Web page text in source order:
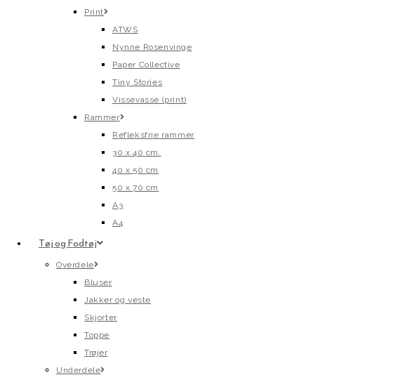
Print
ATWS
Nynne Rosenvinge
Paper Collective
Tiny Stories
Vissevasse (print)
Rammer
Refleksfrie rammer
30 x 40 cm.
40 x 50 cm
50 x 70 cm
A3
A4
Tøj og Fodtøj
Overdele
Bluser
Jakker og veste
Skjorter
Toppe
Trøjer
Underdele